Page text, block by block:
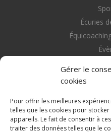
Gérer le
cookies
Pour offrir les meilleures
telles que les cookies pour
appareils. Le fait de consentir à
traiter des données telles que le
Écuries
Retrouvez nous